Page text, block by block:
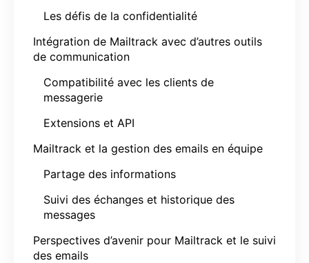
Les défis de la confidentialité
Intégration de Mailtrack avec d’autres outils
de communication
Compatibilité avec les clients de
messagerie
Extensions et API
Mailtrack et la gestion des emails en équipe
Partage des informations
Suivi des échanges et historique des
messages
Perspectives d’avenir pour Mailtrack et le suivi
des emails